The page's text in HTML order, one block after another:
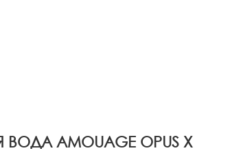
AMOUAGE OPUS X